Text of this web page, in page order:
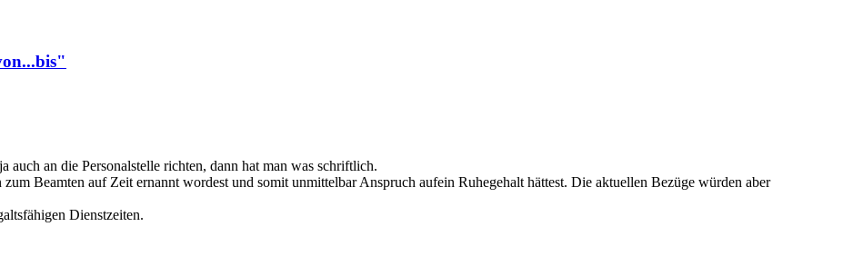
an die Personalstelle richten, dann hat man was schriftlich.
Beamten auf Zeit ernannt wordest und somit unmittelbar Anspruch aufein Ruhegehalt hättest. Die aktuellen Bezüge würden aber
Dienstzeiten.